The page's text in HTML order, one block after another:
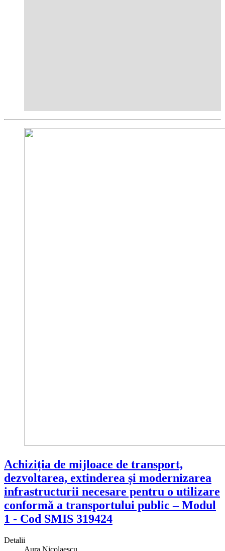
Achiziția de mijloace de transport,
dezvoltarea, extinderea și modernizarea
infrastructurii necesare pentru o utilizare
conformă a transportului public – Modul
1 - Cod SMIS 319424
Detalii
Aura Nicolaescu